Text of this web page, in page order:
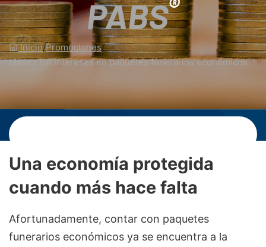
PABS
Inicio/Promociones/
Meses sin intereses en paquetes funerarios económicos
Una economía protegida
cuando más hace falta
Afortunadamente, contar con paquetes
funerarios económicos ya se encuentra a la